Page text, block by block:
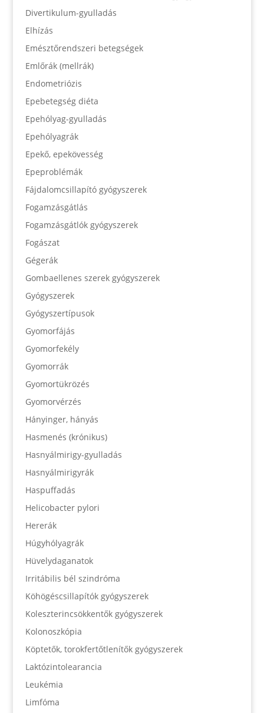
Divertikulum-gyulladás
Elhízás
Emésztőrendszeri betegségek
Emlőrák (mellrák)
Endometriózis
Epebetegség diéta
Epehólyag-gyulladás
Epehólyagrák
Epekő, epekövesség
Epeproblémák
Fájdalomcsillapító gyógyszerek
Fogamzásgátlás
Fogamzásgátlók gyógyszerek
Fogászat
Gégerák
Gombaellenes szerek gyógyszerek
Gyógyszerek
Gyógyszertípusok
Gyomorfájás
Gyomorfekély
Gyomorrák
Gyomortükrözés
Gyomorvérzés
Hányinger, hányás
Hasmenés (krónikus)
Hasnyálmirigy-gyulladás
Hasnyálmirigyrák
Haspuffadás
Helicobacter pylori
Hererák
Húgyhólyagrák
Hüvelydaganatok
Irritábilis bél szindróma
Köhögéscsillapítók gyógyszerek
Koleszterincsökkentők gyógyszerek
Kolonoszkópia
Köptetők, torokfertőtlenítők gyógyszerek
Laktózintolearancia
Leukémia
Limfóma